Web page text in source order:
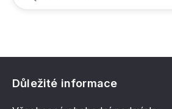
Důležité informace